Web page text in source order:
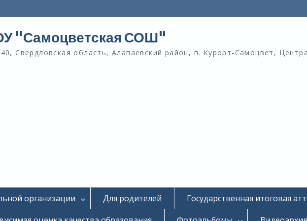
"Самоцветская СОШ"
Свердловская область, Алапаевский район, п. Курорт-Самоцвет,
организации Для родителей
Государственная итоговая